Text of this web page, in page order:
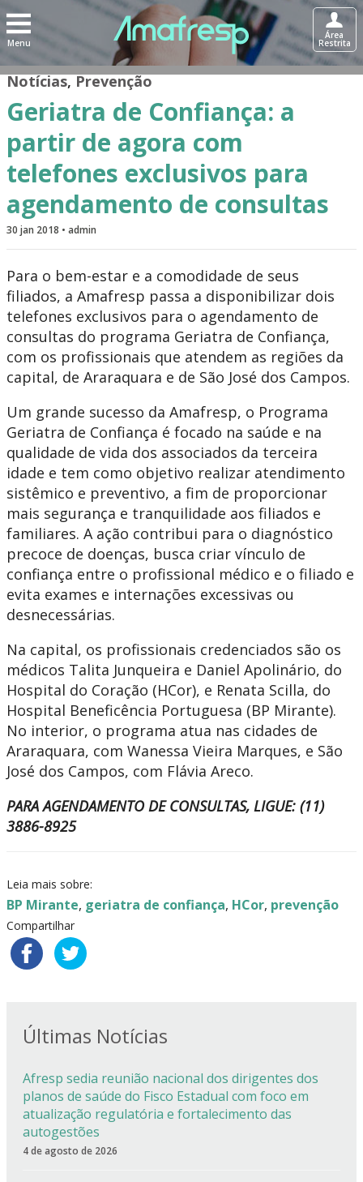
Menu
Área
Restrita
Notícias,Prevenção
Geriatra de Confiança: a
partir de agora com
telefones exclusivos para
agendamento de consultas
30 jan 2018 • admin
Para o bem-estar e a comodidade de seus
filiados, a Amafresp passa a disponibilizar dois
telefones exclusivos para o agendamento de
consultas do programa Geriatra de Confiança,
com os profissionais que atendem as regiões da
capital, de Araraquara e de São José dos Campos.
Um grande sucesso da Amafresp, o Programa
Geriatra de Confiança é focado na saúde e na
qualidade de vida dos associados da terceira
idade e tem como objetivo realizar atendimento
sistêmico e preventivo, a fim de proporcionar
mais segurança e tranquilidade aos filiados e
familiares. A ação contribui para o diagnóstico
precoce de doenças, busca criar vínculo de
confiança entre o profissional médico e o filiado e
evita exames e internações excessivas ou
desnecessárias.
Na capital, os profissionais credenciados são os
médicos Talita Junqueira e Daniel Apolinário, do
Hospital do Coração (HCor), e Renata Scilla, do
Hospital Beneficência Portuguesa (BP Mirante).
No interior, o programa atua nas cidades de
Araraquara, com Wanessa Vieira Marques, e São
José dos Campos, com Flávia Areco.
PARA AGENDAMENTO DE CONSULTAS, LIGUE: (11)
3886-8925
Leia mais sobre:
BP Mirante, geriatra de confiança, HCor, prevenção
Compartilhar
Últimas Notícias
Afresp sedia reunião nacional dos dirigentes dos
planos de saúde do Fisco Estadual com foco em
atualização regulatória e fortalecimento das
autogestões
4 de agosto de 2026